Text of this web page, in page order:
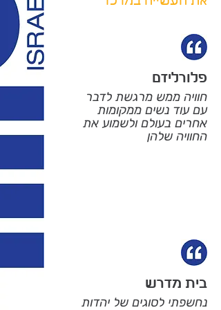
פלורליזם
חוויה ממש מרגשת לדבר
עם עוד נשים ממקומות
אחרים בעולם ולשמוע את
החוויה שלהן
בית מדרש
נחשפתי לסוגים של יהדות